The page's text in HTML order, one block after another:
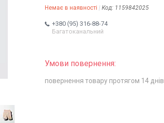
Немає в наявності Код: 1159842025
+380 (95) 316-88-74
Багатоканальний
повернення товару протягом 14 днів